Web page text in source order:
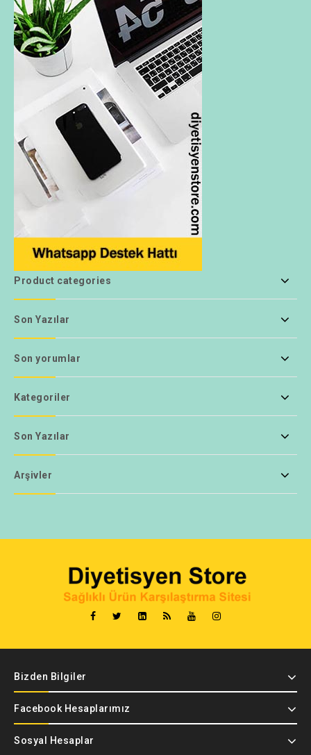
Product categories
Son Yazılar
Son yorumlar
Kategoriler
Son Yazılar
Arşivler
Bizden Bilgiler
Facebook Hesaplarımız
Sosyal Hesaplar